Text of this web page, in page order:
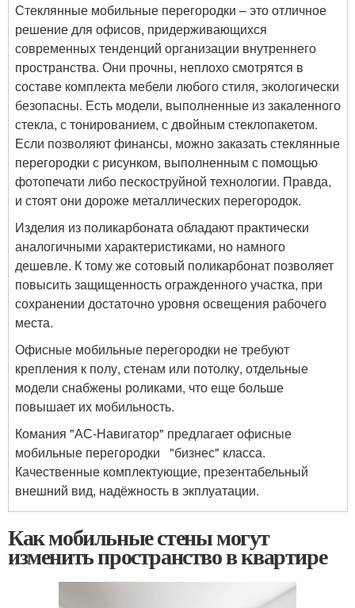
Стеклянные мобильные перегородки – это отличное
решение для офисов, придерживающихся
современных тенденций организации внутреннего
пространства. Они прочны, неплохо смотрятся в
составе комплекта мебели любого стиля, экологически
безопасны. Есть модели, выполненные из закаленного
стекла, с тонированием, с двойным стеклопакетом.
Если позволяют финансы, можно заказать стеклянные
перегородки с рисунком, выполненным с помощью
фотопечати либо пескоструйной технологии. Правда,
и стоят они дороже металлических перегородок.
Изделия из поликарбоната обладают практически
аналогичными характеристиками, но намного
дешевле. К тому же сотовый поликарбонат позволяет
повысить защищенность огражденного участка, при
сохранении достаточно уровня освещения рабочего
места.
Офисные мобильные перегородки не требуют
крепления к полу, стенам или потолку, отдельные
модели снабжены роликами, что еще больше
повышает их мобильность.
Комания "АС-Навигатор" предлагает офисные
мобильные перегородки "бизнес" класса.
Качественные комплектующие, презентабельный
внешний вид, надёжность в экплуатации.
Как мобильные стены могут
изменить пространство в квартире